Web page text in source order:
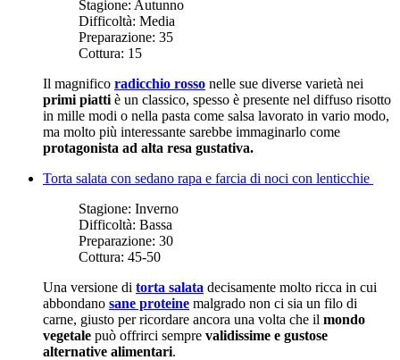
Stagione: Autunno
Difficoltà: Media
Preparazione: 35
Cottura: 15
Il magnifico radicchio rosso nelle sue diverse varietà nei
primi piatti è un classico, spesso è presente nel diffuso risotto
in mille modi o nella pasta come salsa lavorato in vario modo,
ma molto più interessante sarebbe immaginarlo come
protagonista ad alta resa gustativa.
Torta salata con sedano rapa e farcia di noci con lenticchie
Stagione: Inverno
Difficoltà: Bassa
Preparazione: 30
Cottura: 45-50
Una versione di torta salata decisamente molto ricca in cui
abbondano sane proteine malgrado non ci sia un filo di
carne, giusto per ricordare ancora una volta che il mondo
vegetale può offrirci sempre validissime e gustose
alternative alimentari.